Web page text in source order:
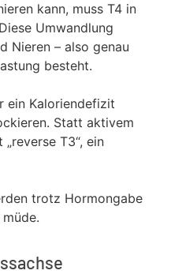
kann, muss T4 in
Umwandlung
Nieren – also genau
besteht.
ein Kaloriendefizit
Statt aktivem
T3“, ein
trotz Hormongabe